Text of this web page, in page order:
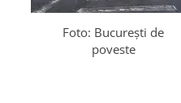
Foto: București de
poveste